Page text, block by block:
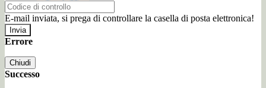
E-mail inviata, si prega di controllare la casella di posta elettronica!
Errore
Chiudi
Successo